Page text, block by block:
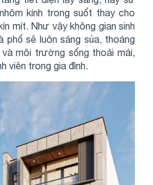
kính trong suốt thay cho
mít. Như vậy không gian sinh
phố sẽ luôn sáng sủa, thoáng
môi trường sống thoải mái,
viên trong gia đình.